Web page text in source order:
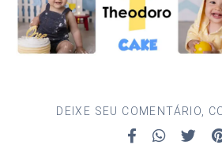
DEIXE SEU COMENTÁRIO,